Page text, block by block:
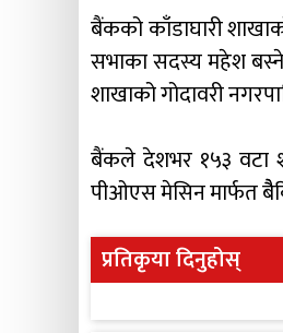
बैंकको काँडाघारी
सभाका सदस्य महेश
शाखाको गोदावरी
बैंकले देशभर १५३ वटा
पीओएस मेसिन मार्फत
प्रतिकृया दिनुहोस्